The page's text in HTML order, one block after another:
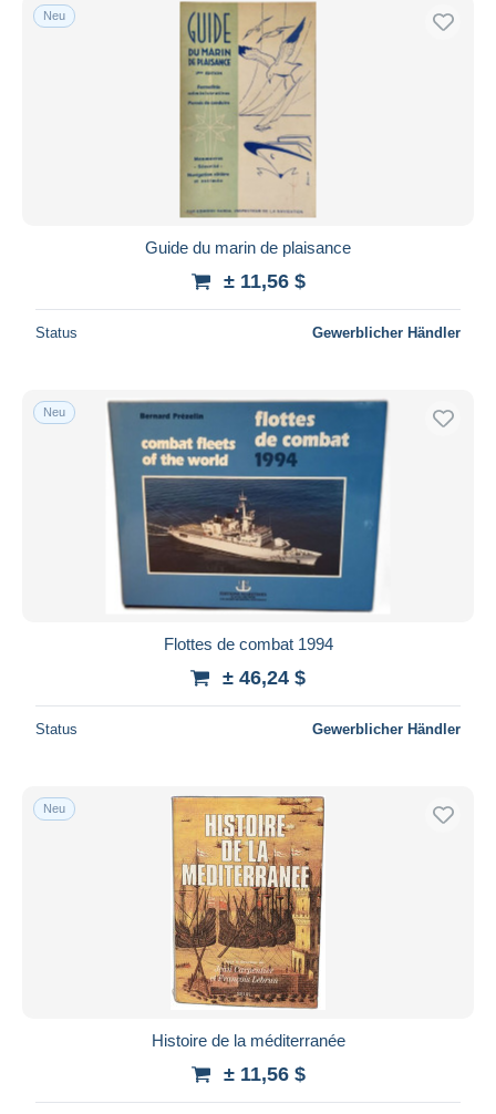
Neu
Guide du marin de plaisance
± 11,56 $
Status Gewerblicher Händler
Neu
Flottes de combat 1994
± 46,24 $
Status Gewerblicher Händler
Neu
Histoire de la méditerranée
± 11,56 $